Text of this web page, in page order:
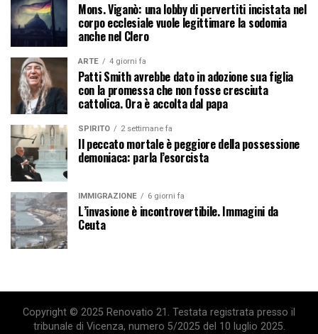
Mons. Viganò: una lobby di pervertiti incistata nel
corpo ecclesiale vuole legittimare la sodomia
anche nel Clero
ARTE 4 giorni fa
Patti Smith avrebbe dato in adozione sua figlia
con la promessa che non fosse cresciuta
cattolica. Ora è accolta dal papa
SPIRITO 2 settimane fa
Il peccato mortale è peggiore della possessione
demoniaca: parla l’esorcista
IMMIGRAZIONE 6 giorni fa
L’invasione è incontrovertibile. Immagini da
Ceuta
Copyright © 2025 Renovatio 21. Testata registrata presso il
tribunale di Vicenza, numero 5/2025 del 10 luglio 2025.